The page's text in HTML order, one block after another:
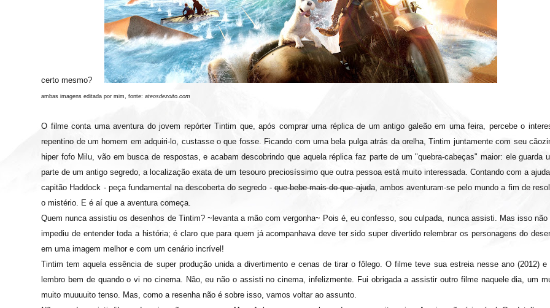
certo mesmo?
ambas imagens editada por mim, fonte:ateosdezoito.com
O filme conta uma aventura do jovem repórter Tintim que, após comprar uma réplica de um antigo galeão em uma feira, percebe o
repentino de um homem em adquiri-lo, custasse o que fosse. Ficando com uma bela pulga atrás da orelha, Tintim juntamente com seu
hiper fofo Milu, vão em busca de respostas, e acabam descobrindo que aquela réplica faz parte de um "quebra-cabeças" maior: ele guarda
parte de um antigo segredo, a localização exata de um tesouro preciosíssimo que outra pessoa está muito interessada. Contando com a
capitão Haddock - peça fundamental na descoberta do segredo -que bebe mais do que ajuda, ambos aventuram-se pelo mundo a fim de
o mistério. E é aí que a aventura começa.
Quem nunca assistiu os desenhos de Tintim? ~levanta a mão com vergonha~ Pois é, eu confesso, sou culpada, nunca assisti. Mas isso não
impediu de entender toda a história; é claro que para quem já acompanhava deve ter sido super divertido relembrar os personagens do
em uma imagem melhor e com um cenário incrível!
Tintim tem aquela essência de super produção unida a divertimento e cenas de tirar o fôlego.O filme teve sua estreia nesse ano (2012) e
lembro bem de quando o vi no cinema. Não, eu não o assisti no cinema, infelizmente. Fui obrigada a assistir outro filme naquele dia, um
muito muuuuito tenso. Mas, como a resenha não é sobre isso, vamos voltar ao assunto.